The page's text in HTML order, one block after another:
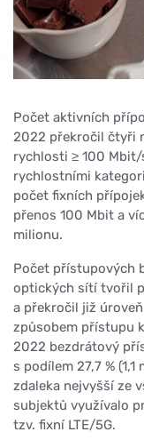
Počet aktivních
2022 překročil čtyři
rychlosti ≥ 100 Mbit/
rychlostními
počet fixních
přenos 100 Mbit a
milionu.
Počet přístupových
optických sítí tvořil
a překročil již
způsobem přístupu
2022 bezdrátový
s podílem 27,7 %
zdaleka nejvyšší ze
subjektů využívalo
tzv. fixní LTE/5G.